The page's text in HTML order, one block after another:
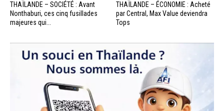
THAÏLANDE – SOCIÉTÉ : Avant
Nonthaburi, ces cinq fusillades
majeures qui...
THAÏLANDE – ÉCONOMIE : Acheté
par Central, Max Value deviendra
Tops